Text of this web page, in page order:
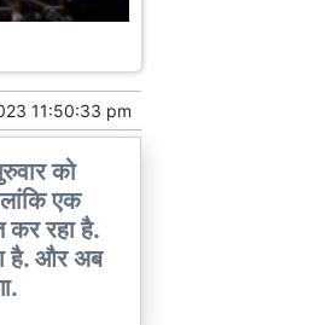
11:50:33 pm
को
एक
कर रहा है.
है. और अब